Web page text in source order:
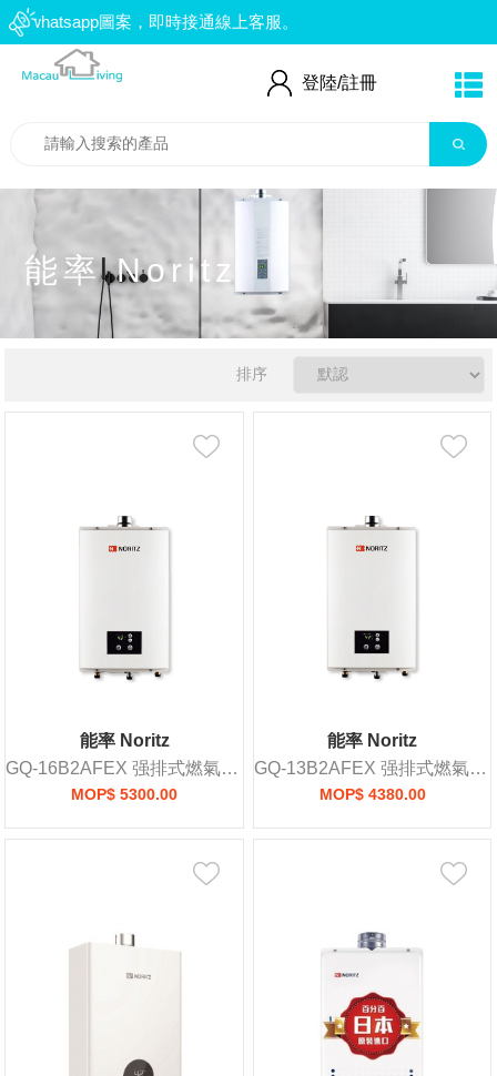
whatsapp圖案，即時接通線上客服。
：66552559
登陸/註冊
能率 Noritz
排序
能率 Noritz
GQ-16B2AFEX 强排式燃氣熱水爐
MOP$ 5300.00
能率 Noritz
GQ-13B2AFEX 强排式燃氣熱水爐
MOP$ 4380.00